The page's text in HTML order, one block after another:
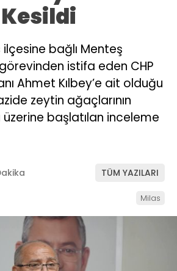
WhatsApp
İhbar Hattı
Kesildi
ilçesine bağlı Menteş
istifa eden CHP
Ahmet Kılbey’e ait olduğu
zeytin ağaçlarının
üzerine başlatılan inceleme
TÜM YAZILARI
Milas